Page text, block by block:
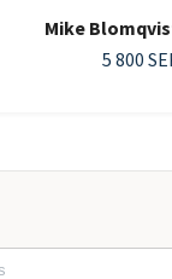
Mike
5 800